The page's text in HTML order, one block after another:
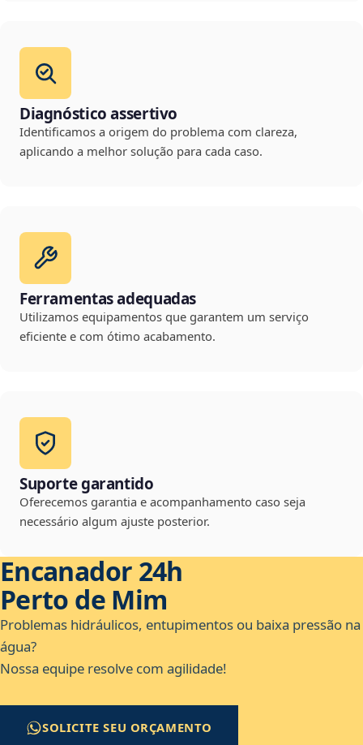
Diagnóstico assertivo
Identificamos a origem do problema com clareza,
aplicando a melhor solução para cada caso.
Ferramentas adequadas
Utilizamos equipamentos que garantem um serviço
eficiente e com ótimo acabamento.
Suporte garantido
Oferecemos garantia e acompanhamento caso seja
necessário algum ajuste posterior.
Encanador 24h
Perto de Mim
Problemas hidráulicos, entupimentos ou baixa pressão na
água?
Nossa equipe resolve com agilidade!
SOLICITE SEU ORÇAMENTO